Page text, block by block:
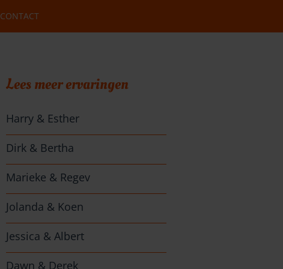
CONTACT
Lees meer ervaringen
Harry & Esther
Dirk & Bertha
Marieke & Regev
Jolanda & Koen
Jessica & Albert
Dawn & Derek